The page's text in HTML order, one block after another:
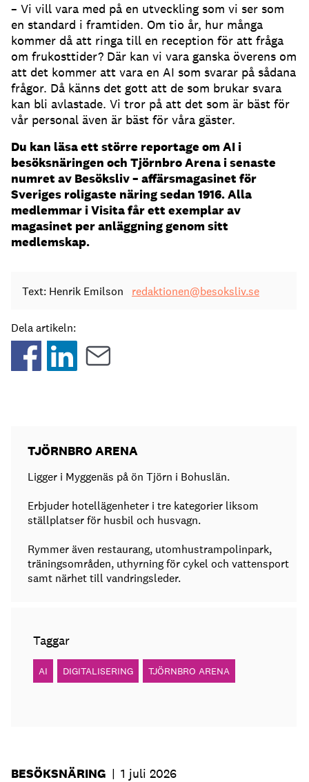
– Vi vill vara med på en utveckling som vi ser som
en standard i framtiden. Om tio år, hur många
kommer då att ringa till en reception för att fråga
om frukosttider? Där kan vi vara ganska överens om
att det kommer att vara en AI som svarar på sådana
frågor. Då känns det gott att de som brukar svara
kan bli avlastade. Vi tror på att det som är bäst för
vår personal även är bäst för våra gäster.
Du kan läsa ett större reportage om AI i
besöksnäringen och Tjörnbro Arena i senaste
numret av Besöksliv – affärsmagasinet för
Sveriges roligaste näring sedan 1916. Alla
medlemmar i Visita får ett exemplar av
magasinet per anläggning genom sitt
medlemskap.
Text: Henrik Emilson redaktionen@besoksliv.se
Dela artikeln:
TJÖRNBRO ARENA
Ligger i Myggenäs på ön Tjörn i Bohuslän.
Erbjuder hotellägenheter i tre kategorier liksom
ställplatser för husbil och husvagn.
Rymmer även restaurang, utomhustrampolinpark,
träningsområden, uthyrning för cykel och vattensport
samt närhet till vandringsleder.
Taggar
AI DIGITALISERING TJÖRNBRO ARENA
BESÖKSNÄRING | 1 juli 2026